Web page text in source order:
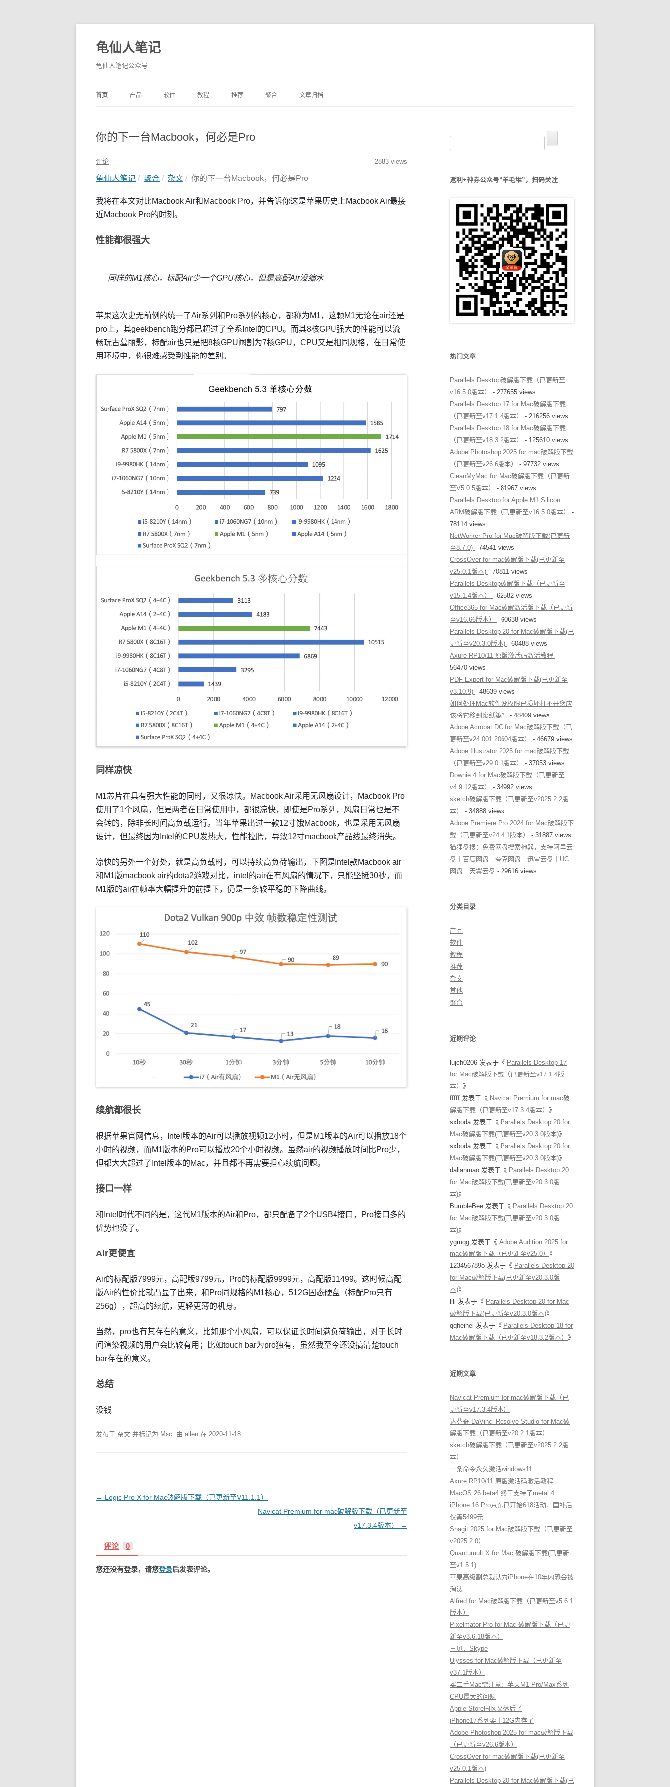
龟仙人笔记
龟仙人笔记公众号
首页 产品 软件 教程 推荐 聚合 文章归档
你的下一台Macbook，何必是Pro
评论 2883 views
龟仙人笔记 聚合 杂文 你的下一台Macbook，何必是Pro
我将在本文对比Macbook Air和Macbook Pro，并告诉你这是苹果历史上Macbook Air最接
近Macbook Pro的时刻。
性能都很强大
同样的M1核心，标配Air少一个GPU核心，但是高配Air没缩水
苹果这次史无前例的统一了Air系列和Pro系列的核心，都称为M1，这颗M1无论在air还是
pro上，其geekbench跑分都已超过了全系Intel的CPU。而其8核GPU强大的性能可以流
畅玩古墓丽影，标配air也只是把8核GPU阉割为7核GPU，CPU又是相同规格，在日常使
用环境中，你很难感受到性能的差别。
同样凉快
M1芯片在具有强大性能的同时，又很凉快。Macbook Air采用无风扇设计，Macbook Pro
使用了1个风扇，但是两者在日常使用中，都很凉快，即使是Pro系列，风扇日常也是不
会转的，除非长时间高负载运行。当年苹果出过一款12寸饿Macbook，也是采用无风扇
设计，但最终因为Intel的CPU发热大，性能拉胯，导致12寸macbook产品线最终消失。
凉快的另外一个好处，就是高负载时，可以持续高负荷输出，下图是Intel款Macbook air
和M1版macbook air的dota2游戏对比，intel的air在有风扇的情况下，只能坚挺30秒，而
M1版的air在帧率大幅提升的前提下，仍是一条较平稳的下降曲线。
续航都很长
根据苹果官网信息，Intel版本的Air可以播放视频12小时，但是M1版本的Air可以播放18个
小时的视频，而M1版本的Pro可以播放20个小时视频。虽然air的视频播放时间比Pro少，
但都大大超过了Intel版本的Mac，并且都不再需要担心续航问题。
接口一样
和Intel时代不同的是，这代M1版本的Air和Pro，都只配备了2个USB4接口，Pro接口多的
优势也没了。
Air更便宜
Air的标配版7999元，高配版9799元，Pro的标配版9999元，高配版11499。这时候高配
版Air的性价比就凸显了出来，和Pro同规格的M1核心，512G固态硬盘（标配Pro只有
256g），超高的续航，更轻更薄的机身。
当然，pro也有其存在的意义，比如那个小风扇，可以保证长时间满负荷输出，对于长时
间渲染视频的用户会比较有用；比如touch bar为pro独有，虽然我至今还没搞清楚touch
bar存在的意义。
总结
没钱
发布于 杂文 并标记为 Mac .由 allen 在 2020-11-18
文
← Logic Pro X for Mac破解版下载（已更新至V11.1.1）
Navicat Premium for mac破解版下载（已更新至
v17.3.4版本）
→
评论 0
您还没有登录，请您登录后发表评论。
搜
索
返利+神券公众号“羊毛堆”，扫码关注
热门文章
Parallels Desktop破解版下载（已更新至
v16.5.0版本） - 277655 views
Parallels Desktop 17 for Mac破解版下载
（已更新至v17.1.4版本） - 216256 views
Parallels Desktop 18 for Mac破解版下载
（已更新至v18.3.2版本） - 125610 views
Adobe Photoshop 2025 for mac破解版下载
（已更新至v26.6版本） - 97732 views
CleanMyMac for Mac破解版下载（已更新
至V5.0.5版本） - 81967 views
Parallels Desktop for Apple M1 Silicon
ARM破解版下载（已更新至v16.5.0版本） -
78114 views
NetWorker Pro for Mac破解版下载(已更新
至8.7.0) - 74541 views
CrossOver for mac破解版下载(已更新至
v25.0.1版本) - 70811 views
Parallels Desktop破解版下载（已更新至
v15.1.4版本） - 62582 views
Office365 for Mac破解激活版下载（已更新
至v16.66版本） - 60638 views
Parallels Desktop 20 for Mac破解版下载(已
更新至v20.3.0版本) - 60488 views
Axure RP10/11 原版激活码激活教程 -
56470 views
PDF Expert for Mac破解版下载(已更新至
v3.10.9) - 48639 views
如何处理Mac软件没权限已损坏打不开您应
该将它移到废纸篓？ - 48409 views
Adobe Acrobat DC for Mac破解版下载（已
更新至v24.001.20604版本） - 46679 views
Adobe Illustrator 2025 for mac破解版下载
（已更新至v29.0.1版本） - 37053 views
Downie 4 for Mac破解版下载（已更新至
v4.9.12版本） - 34992 views
sketch破解版下载（已更新至v2025.2.2版
本） - 34888 views
Adobe Premiere Pro 2024 for Mac破解版下
载（已更新至v24.4.1版本） - 31887 views
猫狸盘搜：免费网盘搜索神器，支持阿里云
盘｜百度网盘｜夸克网盘｜迅雷云盘｜UC
网盘｜天翼云盘 - 29616 views
分类目录
产品
软件
教程
推荐
杂文
其他
聚合
近期评论
lujch0206 发表于《 Parallels Desktop 17
for Mac破解版下载（已更新至v17.1.4版
本） 》
fffff 发表于《 Navicat Premium for mac破
解版下载（已更新至v17.3.4版本） 》
sxboda发表于《 Parallels Desktop 20 for
Mac破解版下载(已更新至v20.3.0版本)》
sxboda发表于《 Parallels Desktop 20 for
Mac破解版下载(已更新至v20.3.0版本)》
dalianmao 发表于《 Parallels Desktop 20
for Mac破解版下载(已更新至v20.3.0版
本)》
BumbleBee 发表于《 Parallels Desktop 20
for Mac破解版下载(已更新至v20.3.0版
本)》
ygmqg 发表于《 Adobe Audition 2025 for
mac破解版下载（已更新至v25.0） 》
123456789o 发表于《 Parallels Desktop 20
for Mac破解版下载(已更新至v20.3.0版
本)》
lili 发表于《 Parallels Desktop 20 for Mac
破解版下载(已更新至v20.3.0版本)》
qqheihei 发表于《 Parallels Desktop 18 for
Mac破解版下载（已更新至v18.3.2版本） 》
近期文章
Navicat Premium for mac破解版下载（已
更新至v17.3.4版本）
达芬奇 DaVinci Resolve Studio for Mac破
解版下载（已更新至v20.2.1版本）
sketch破解版下载（已更新至v2025.2.2版
本）
一条命令永久激活windows11
Axure RP10/11 原版激活码激活教程
MacOS 26 beta4 终于支持了metal 4
iPhone 16 Pro京东已开始618活动，国补后
仅需5499元
Snagit 2025 for Mac破解版下载（已更新至
v2025.2.0）
Quantumult X for Mac 破解版下载(已更新
至v1.5.1)
苹果高级副总裁认为iPhone在10年内恐会被
淘汰
Alfred for Mac破解版下载（已更新至v5.6.1
版本）
Pixelmator Pro for Mac 破解版下载（已更
新至v3.6.18版本）
再见，Skype
Ulysses for Mac破解版下载（已更新至
v37.1版本）
买二手Mac需注意：苹果M1 Pro/Max系列
CPU最大的问题
Apple Store国区又落后了
iPhone17系列要上12G内存了
Adobe Photoshop 2025 for mac破解版下载
（已更新至v26.6版本）
CrossOver for mac破解版下载(已更新至
v25.0.1版本)
Parallels Desktop 20 for Mac破解版下载(已